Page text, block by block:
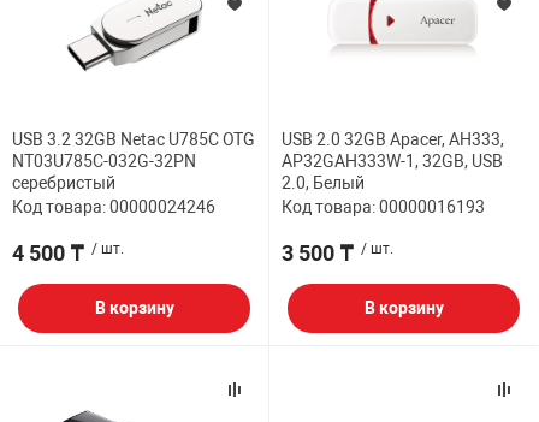
USB 3.2 32GB Netac U785C OTG
NT03U785C-032G-32PN
серебристый
Код товара: 00000024246
4 500 ₸ / шт.
В корзину
USB 2.0 32GB Apacer, AH333,
AP32GAH333W-1, 32GB, USB
2.0, Белый
Код товара: 00000016193
3 500 ₸ / шт.
В корзину